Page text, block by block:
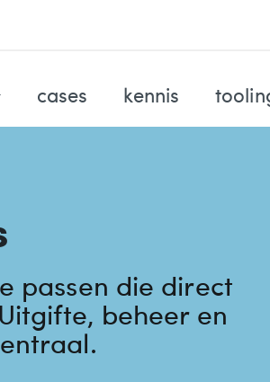
cases kennis
passen die direct
beheer en